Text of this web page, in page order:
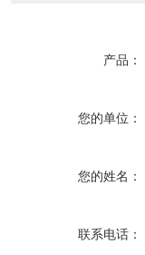
产品：
您的单位：
您的姓名：
联系电话：